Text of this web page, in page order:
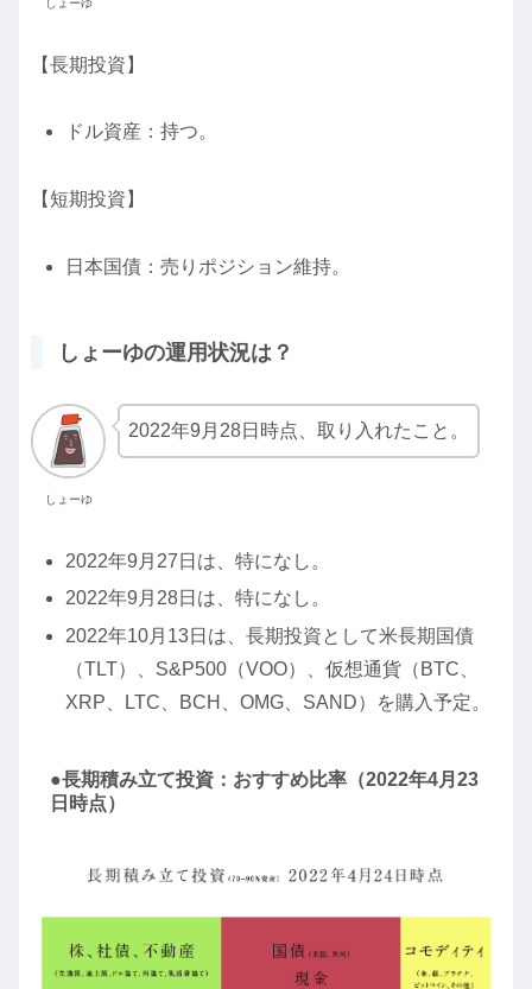
しょーゆ
【長期投資】
ドル資産：持つ。
【短期投資】
日本国債：売りポジション維持。
しょーゆの運用状況は？
しょーゆ
2022年9月28日時点、取り入れたこと。
2022年9月27日は、特になし。
2022年9月28日は、特になし。
2022年10月13日は、長期投資として米長期国債
（TLT）、S&P500（VOO）、仮想通貨（BTC、
XRP、LTC、BCH、OMG、SAND）を購入予定。
●長期積み立て投資：おすすめ比率（2022年4月23
日時点）